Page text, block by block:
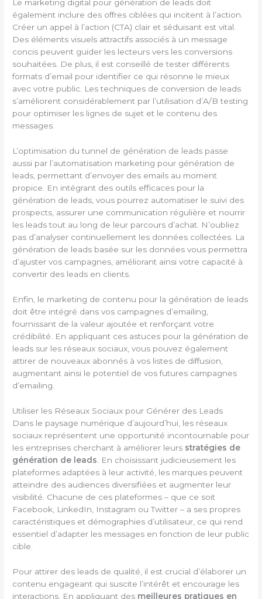
Le marketing digital pour génération de leads doit
également inclure des offres ciblées qui incitent à l’action.
Créer un appel à l’action (CTA) clair et séduisant est vital.
Des éléments visuels attractifs associés à un message
concis peuvent guider les lecteurs vers les conversions
souhaitées. De plus, il est conseillé de tester différents
formats d’email pour identifier ce qui résonne le mieux
avec votre public. Les techniques de conversion de leads
s’améliorent considérablement par l’utilisation d’A/B testing
pour optimiser les lignes de sujet et le contenu des
messages.
L’optimisation du tunnel de génération de leads passe
aussi par l’automatisation marketing pour génération de
leads, permettant d’envoyer des emails au moment
propice. En intégrant des outils efficaces pour la
génération de leads, vous pourrez automatiser le suivi des
prospects, assurer une communication régulière et nourrir
les leads tout au long de leur parcours d’achat. N’oubliez
pas d’analyser continuellement les données collectées. La
génération de leads basée sur les données vous permettra
d’ajuster vos campagnes, améliorant ainsi votre capacité à
convertir des leads en clients.
Enfin, le marketing de contenu pour la génération de leads
doit être intégré dans vos campagnes d’emailing,
fournissant de la valeur ajoutée et renforçant votre
crédibilité. En appliquant ces astuces pour la génération de
leads sur les réseaux sociaux, vous pouvez également
attirer de nouveaux abonnés à vos listes de diffusion,
augmentant ainsi le potentiel de vos futures campagnes
d’emailing.
Utiliser les Réseaux Sociaux pour Générer des Leads
Dans le paysage numérique d’aujourd’hui, les réseaux
sociaux représentent une opportunité incontournable pour
les entreprises cherchant à améliorer leurs stratégies de
génération de leads . En choisissant judicieusement les
plateformes adaptées à leur activité, les marques peuvent
atteindre des audiences diversifiées et augmenter leur
visibilité. Chacune de ces plateformes – que ce soit
Facebook, LinkedIn, Instagram ou Twitter – a ses propres
caractéristiques et démographies d’utilisateur, ce qui rend
essentiel d’adapter les messages en fonction de leur public
cible.
Pour attirer des leads de qualité, il est crucial d’élaborer un
contenu engageant qui suscite l’intérêt et encourage les
interactions. En appliquant des meilleures pratiques en